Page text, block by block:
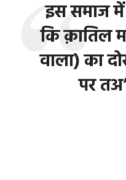
इस समाज
कि क़ातिल
वाला) का
पर